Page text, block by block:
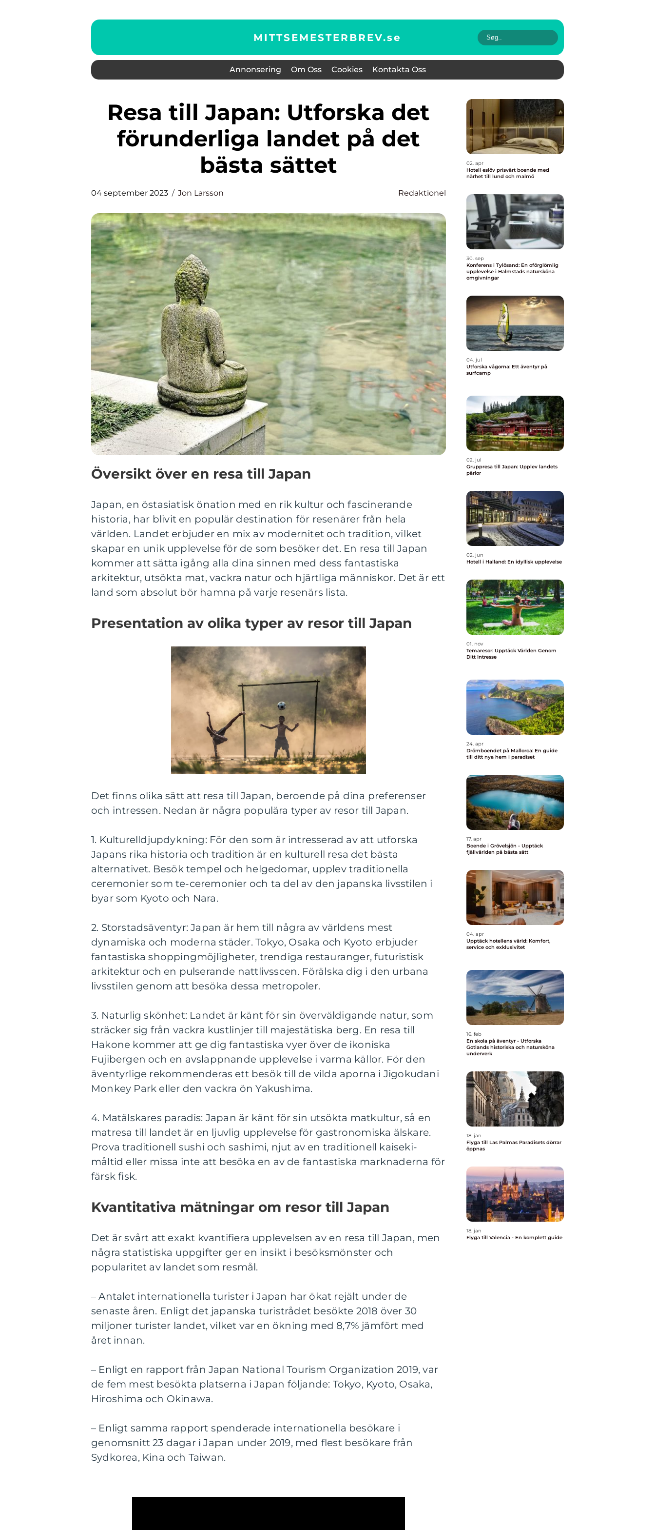
MITTSEMESTERBREV.se
Annonsering Om Oss Cookies Kontakta Oss
Resa till Japan: Utforska det
förunderliga landet på det
bästa sättet
04 september 2023 Jon Larsson Redaktionel
Översikt över en resa till Japan
Japan, en östasiatisk önation med en rik kultur och fascinerande
historia, har blivit en populär destination för resenärer från hela
världen. Landet erbjuder en mix av modernitet och tradition, vilket
skapar en unik upplevelse för de som besöker det. En resa till Japan
kommer att sätta igång alla dina sinnen med dess fantastiska
arkitektur, utsökta mat, vackra natur och hjärtliga människor. Det är ett
land som absolut bör hamna på varje resenärs lista.
Presentation av olika typer av resor till Japan
Det finns olika sätt att resa till Japan, beroende på dina preferenser
och intressen. Nedan är några populära typer av resor till Japan.
1. Kulturelldjupdykning: För den som är intresserad av att utforska
Japans rika historia och tradition är en kulturell resa det bästa
alternativet. Besök tempel och helgedomar, upplev traditionella
ceremonier som te-ceremonier och ta del av den japanska livsstilen i
byar som Kyoto och Nara.
2. Storstadsäventyr: Japan är hem till några av världens mest
dynamiska och moderna städer. Tokyo, Osaka och Kyoto erbjuder
fantastiska shoppingmöjligheter, trendiga restauranger, futuristisk
arkitektur och en pulserande nattlivsscen. Förälska dig i den urbana
livsstilen genom att besöka dessa metropoler.
3. Naturlig skönhet: Landet är känt för sin överväldigande natur, som
sträcker sig från vackra kustlinjer till majestätiska berg. En resa till
Hakone kommer att ge dig fantastiska vyer över de ikoniska
Fujibergen och en avslappnande upplevelse i varma källor. För den
äventyrlige rekommenderas ett besök till de vilda aporna i Jigokudani
Monkey Park eller den vackra ön Yakushima.
4. Matälskares paradis: Japan är känt för sin utsökta matkultur, så en
matresa till landet är en ljuvlig upplevelse för gastronomiska älskare.
Prova traditionell sushi och sashimi, njut av en traditionell kaiseki-
måltid eller missa inte att besöka en av de fantastiska marknaderna för
färsk fisk.
Kvantitativa mätningar om resor till Japan
Det är svårt att exakt kvantifiera upplevelsen av en resa till Japan, men
några statistiska uppgifter ger en insikt i besöksmönster och
popularitet av landet som resmål.
– Antalet internationella turister i Japan har ökat rejält under de
senaste åren. Enligt det japanska turistrådet besökte 2018 över 30
miljoner turister landet, vilket var en ökning med 8,7% jämfört med
året innan.
– Enligt en rapport från Japan National Tourism Organization 2019, var
de fem mest besökta platserna i Japan följande: Tokyo, Kyoto, Osaka,
Hiroshima och Okinawa.
– Enligt samma rapport spenderade internationella besökare i
genomsnitt 23 dagar i Japan under 2019, med flest besökare från
Sydkorea, Kina och Taiwan.
02. apr
Hotell eslöv prisvärt boende med
närhet till lund och malmö
30. sep
Konferens i Tylösand: En oförglömlig
upplevelse i Halmstads natursköna
omgivningar
04. jul
Utforska vågorna: Ett äventyr på
surfcamp
02. jul
Gruppresa till Japan: Upplev landets
pärlor
02. jun
Hotell i Halland: En idyllisk upplevelse
01. nov
Temaresor: Upptäck Världen Genom
Ditt Intresse
24. apr
Drömboendet på Mallorca: En guide
till ditt nya hem i paradiset
17. apr
Boende i Grövelsjön - Upptäck
fjällvärlden på bästa sätt
04. apr
Upptäck hotellens värld: Komfort,
service och exklusivitet
16. feb
En skola på äventyr - Utforska
Gotlands historiska och natursköna
underverk
18. jan
Flyga till Las Palmas Paradisets dörrar
öppnas
18. jan
Flyga till Valencia - En komplett guide